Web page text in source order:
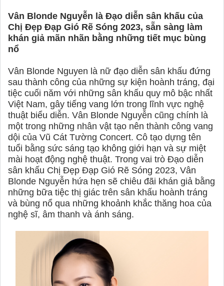
Vân Blonde Nguyễn là Đạo diễn sân khấu của
Chị Đẹp Đạp Gió Rẽ Sóng 2023, sẵn sàng làm
khán giả mãn nhãn bằng những tiết mục bùng
nổ
Vân Blonde Nguyen là nữ đạo diễn sân khấu đứng
sau thành công của những sự kiện hoành tráng, đại
tiệc cuối năm với những sân khấu quy mô bậc nhất
Việt Nam, gây tiếng vang lớn trong lĩnh vực nghệ
thuật biểu diễn. Vân Blonde Nguyễn cũng chính là
một trong những nhân vật tạo nên thành công vang
dội của Vũ Cát Tường Concert. Cô tạo dựng tên
tuổi bằng sức sáng tạo không giới hạn và sự miệt
mài hoạt động nghệ thuật. Trong vai trò Đạo diễn
sân khấu Chị Đẹp Đạp Gió Rẽ Sóng 2023, Vân
Blonde Nguyễn hứa hẹn sẽ chiêu đãi khán giả bằng
những bữa tiệc thị giác trên sân khấu hoành tráng
và bùng nổ qua những khoảnh khắc thăng hoa của
nghệ sĩ, âm thanh và ánh sáng.